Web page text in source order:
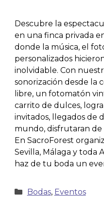
Descubre la
en una finca privada
donde la música, el
personalizados
inolvidable. Con
sonorización desde la
libre, un fotomatón
carrito de dulces,
invitados, llegados de
mundo, disfrutaran de
En SacroForest
Sevilla, Málaga y toda
haz de tu boda un
Bodas, Eventos